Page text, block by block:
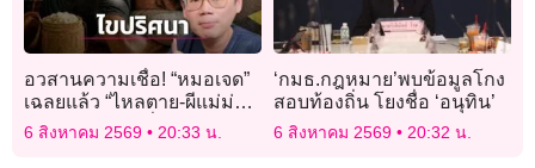
อวสานความเชื่อ! “หมอเจด”
เฉลยแล้ว “ไหลตาย-ผีแม่ม่าย”
กินข้าวเหนียวเกี่ยวจริงไหม?
6 สิงหาคม 2569 20:33 น.
‘กมธ.กฎหมาย’พบข้อมูลโกง
สอบท้องถิ่น โยงชื่อ ‘อนุทิน’
6 สิงหาคม 2569 20:32 น.